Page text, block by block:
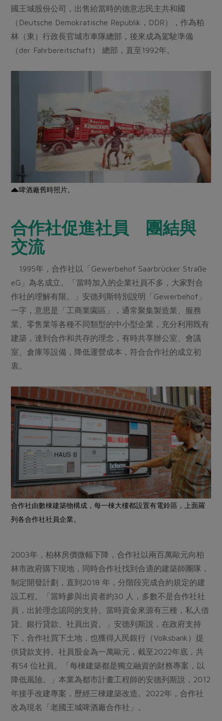
國王城股份公司，出售給當時的德意志民主共和國
（Deutsche Demokratische Republik，DDR），作為柏
林（東）行政長官城市車隊總部，後來成為駕駛準備
（der Fahrbereitschaft） 總部，直至1992年。
啤酒廠舊時照片。
合作社促進社員 團結與
交流
1995年，合作社以「Gewerbehof Saarbrücker Straße
eG」為名成立。「當時加入的企業社員不多，大家對合
作社的理解有限。」安德列斯特別說明「Gewerbehof」
一字，意思是「工商業園區」，通常聚集製造業、服務
業、零售業等各種不同類型的中小型企業，充分利用既有
建築，達到合作和共存的理念，有時共享辦公室、會議
室、倉庫等設備，降低運營成本，符合合作社的成立初
衷。
合作社由數棟建築物構成，每一棟大樓都設置有電鈴區，上面羅
列各合作社社員企業。
2003年，柏林房價微幅下降，合作社以兩百萬歐元向柏
林市政府購下現地，同時合作社找到合適的建築師團隊，
制定開發計劃，直到2018 年，分階段完成合約規定的建
設工程。「當時參與出資者約30 人，多數不是合作社社
員，出於理念認同的支持。當時資金來源有三種，私人借
貸、銀行貸款、社員出資。」安德列斯說，在政府支持
下，合作社買下土地，也獲得人民銀行（Volksbank）提
供貸款支持。社員股金為一萬歐元，截至2022年底，共
有54 位社員。「每棟建築都是獨立融資的財務專案，以
降低風險。」本業為都市計畫工程師的安德列斯說，2012
年接手改建專案，歷經三棟建築改造。2022年，合作社
改為現名「老國王城啤酒廠合作社」。